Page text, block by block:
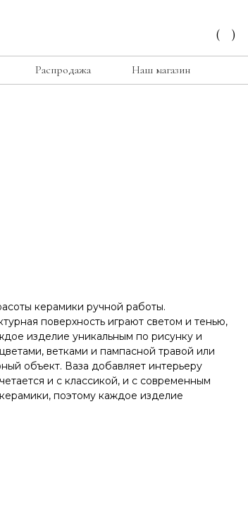
( )
Распродажа Наш магазин
керамики ручной работы.
поверхность играют светом и тенью,
изделие уникальным по рисунку и
ветками и пампасной травой или
объект. Ваза добавляет интерьеру
и с классикой, и с современным
поэтому каждое изделие